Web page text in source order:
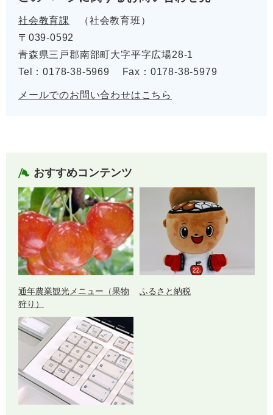
社会教育課
社会教育班
〒039-0592
青森県三戸郡南部町大字平字広場28-1
Tel：0178-38-5969
Fax：0178-38-5979
メールでのお問い合わせはこちら
おすすめコンテンツ
通年農業観光メニュー（果物
狩り）
ふるさと納税